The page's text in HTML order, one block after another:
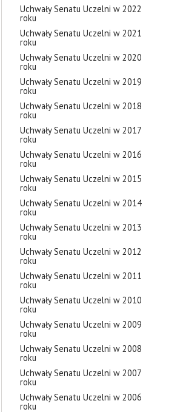
Uchwały Senatu Uczelni w 2022
roku
Uchwały Senatu Uczelni w 2021
roku
Uchwały Senatu Uczelni w 2020
roku
Uchwały Senatu Uczelni w 2019
roku
Uchwały Senatu Uczelni w 2018
roku
Uchwały Senatu Uczelni w 2017
roku
Uchwały Senatu Uczelni w 2016
roku
Uchwały Senatu Uczelni w 2015
roku
Uchwały Senatu Uczelni w 2014
roku
Uchwały Senatu Uczelni w 2013
roku
Uchwały Senatu Uczelni w 2012
roku
Uchwały Senatu Uczelni w 2011
roku
Uchwały Senatu Uczelni w 2010
roku
Uchwały Senatu Uczelni w 2009
roku
Uchwały Senatu Uczelni w 2008
roku
Uchwały Senatu Uczelni w 2007
roku
Uchwały Senatu Uczelni w 2006
roku